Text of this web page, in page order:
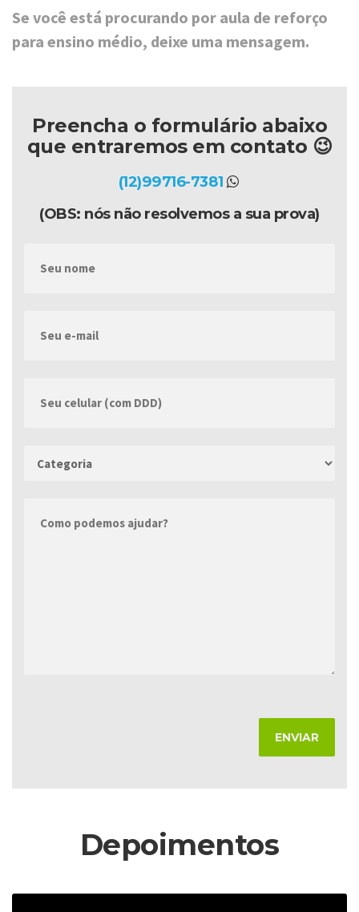
Se você está procurando por aula de reforço
para ensino médio, deixe uma mensagem.
Preencha o formulário abaixo
que entraremos em contato 😉
(12)99716-7381
(OBS: nós não resolvemos a sua prova)
Depoimentos